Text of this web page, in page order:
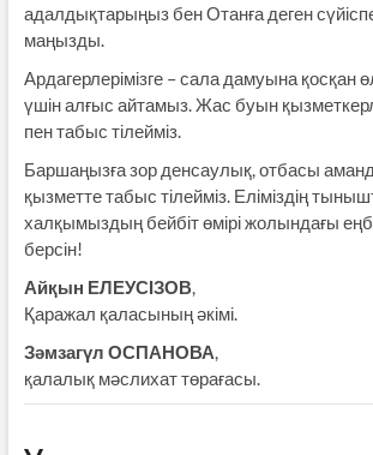
адалдықтарыңыз бен Отанға деген
маңызды.
Ардагерлерімізге – сала дамуына қосқан
үшін алғыс айтамыз. Жас буын
пен табыс тілейміз.
Баршаңызға зор денсаулық, отбасы
қызметте табыс тілейміз. Еліміздің
халқымыздың бейбіт өмірі жолындағы
берсін!
Айқын ЕЛЕУСІЗОВ,
Қаражал қаласының әкімі.
Зәмзагүл ОСПАНОВА,
қалалық мәслихат төрағасы.